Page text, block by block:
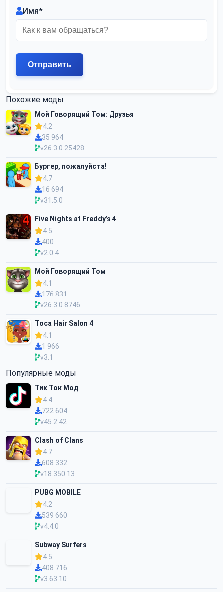
Имя*
Похожие моды
Мой Говорящий Том: Друзья
4.2
35 964
v26.3.0.25428
Бургер, пожалуйста!
4.7
16 694
v31.5.0
Five Nights at Freddy’s 4
4.5
400
v2.0.4
Мой Говорящий Том
4.1
176 831
v26.3.0.8746
Toca Hair Salon 4
4.1
1 966
v3.1
Популярные моды
Тик Ток Мод
4.4
722 604
v45.2.42
Clash of Clans
4.7
608 332
v18.350.13
PUBG MOBILE
4.2
539 660
v4.4.0
Subway Surfers
4.5
408 716
v3.63.10